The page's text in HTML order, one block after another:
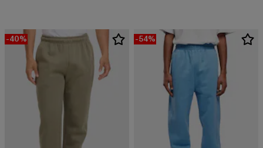
-40% -54%